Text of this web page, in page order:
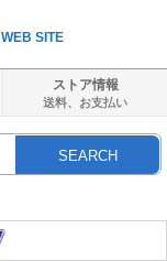
SITE
ストア情報
送料、 お支払い
SEARCH